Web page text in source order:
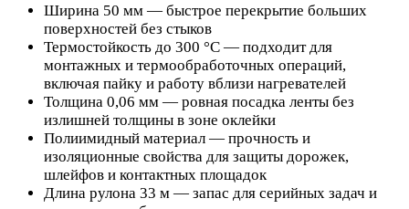
Ширина 50 мм — быстрое перекрытие больших
поверхностей без стыков
Термостойкость до 300 °C — подходит для
монтажных и термообработочных операций,
включая пайку и работу вблизи нагревателей
Толщина 0,06 мм — ровная посадка ленты без
излишней толщины в зоне оклейки
Полиимидный материал — прочность и
изоляционные свойства для защиты дорожек,
шлейфов и контактных площадок
Длина рулона 33 м — запас для серийных задач и